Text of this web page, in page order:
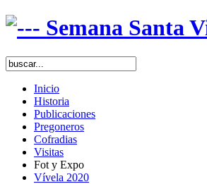
Inicio
Historia
Publicaciones
Pregoneros
Cofradias
Visitas
Fot y Expo
Vívela 2020